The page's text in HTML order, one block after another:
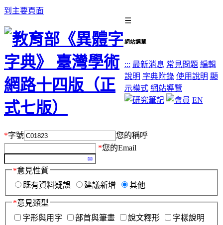
到主要頁面
☰
網站選單
::: 最新消息 常見問題 編輯
說明 字典附錄 使用說明 顯
示模式 網站導覽
EN
*字號
您的稱呼
*您的Email
*意見性質
既有資料疑誤
建議新增 其他
*意見類型
字形與用字
部首與筆畫 說文釋形
字樣說明